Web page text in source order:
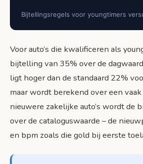
Bijtellingsregels voor youngtimers
Voor auto’s die kwalificeren als
bijtelling van 35% over de
ligt hoger dan de standaard 22%
maar wordt berekend over een
nieuwere zakelijke auto’s wordt de
over de cataloguswaarde – de
en bpm zoals die gold bij eerste